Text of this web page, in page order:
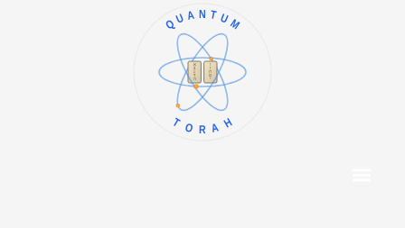
א
ב
ג
ד
ה
ו
ז
ח
ט
י
QUANTUM
TORAH